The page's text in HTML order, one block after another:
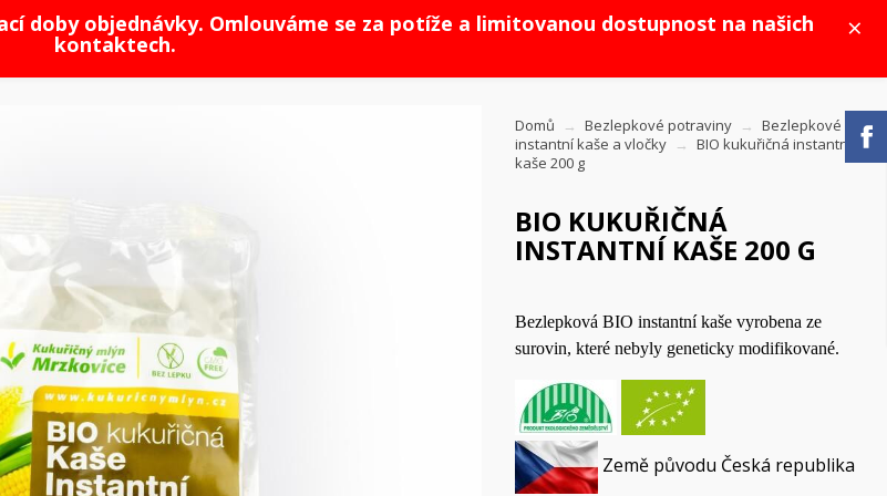
×
doby objednávky. Omlouváme se za potíže a limitovanou dostupnost na našich
kontaktech.
Domů Bezlepkové potraviny
Bezlepkové
instantní kaše a vločky
BIO kukuřičná instantní
kaše 200 g
BIO KUKUŘIČNÁ
INSTANTNÍ KAŠE 200 G
Bezlepková BIO instantní kaše vyrobena ze
surovin, které nebyly geneticky modifikované.
Země původu Česká republika